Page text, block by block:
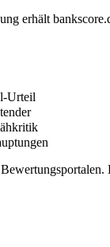
erhält
Urteil